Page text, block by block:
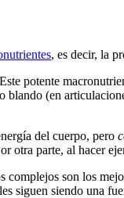
, es decir, la
potente
(en
del cuerpo, pero
otra parte, al hacer
son los
siguen siendo una